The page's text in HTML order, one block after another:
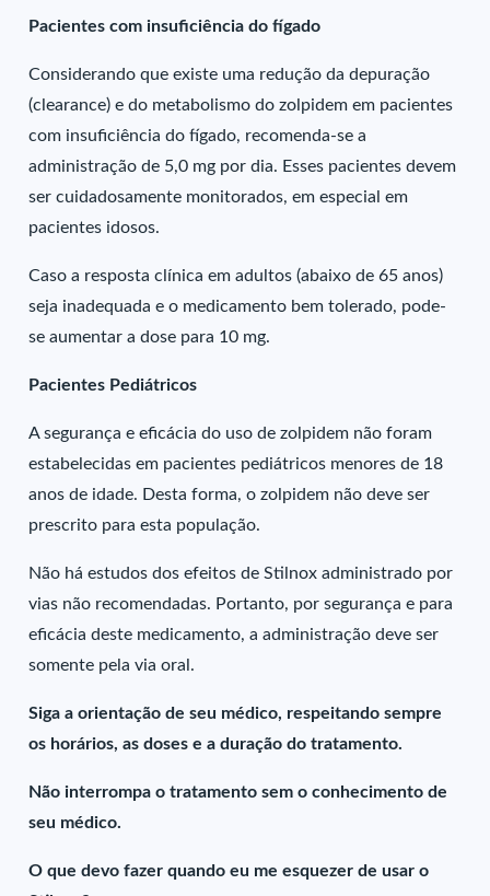
Pacientes com insuficiência do fígado
Considerando que existe uma redução da depuração
(clearance) e do metabolismo do zolpidem em pacientes
com insuficiência do fígado, recomenda-se a
administração de 5,0 mg por dia. Esses pacientes devem
ser cuidadosamente monitorados, em especial em
pacientes idosos.
Caso a resposta clínica em adultos (abaixo de 65 anos)
seja inadequada e o medicamento bem tolerado, pode-
se aumentar a dose para 10 mg.
Pacientes Pediátricos
A segurança e eficácia do uso de zolpidem não foram
estabelecidas em pacientes pediátricos menores de 18
anos de idade. Desta forma, o zolpidem não deve ser
prescrito para esta população.
Não há estudos dos efeitos de Stilnox administrado por
vias não recomendadas. Portanto, por segurança e para
eficácia deste medicamento, a administração deve ser
somente pela via oral.
Siga a orientação de seu médico, respeitando sempre
os horários, as doses e a duração do tratamento.
Não interrompa o tratamento sem o conhecimento de
seu médico.
O que devo fazer quando eu me esquezer de usar o